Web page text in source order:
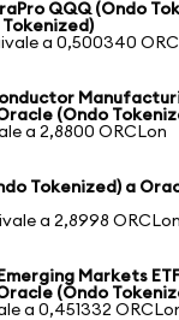
QQQ (Ondo
a 0,500340
(Ondo
a 2,8800 ORCLon
Tokenized) a
a 2,8998 ORCLon
Markets
(Ondo
a 0,451332